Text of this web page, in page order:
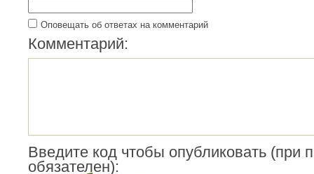
Оповещать об ответах на комментарий
Комментарий:
Введите код чтобы опубликовать (при
обязателен):